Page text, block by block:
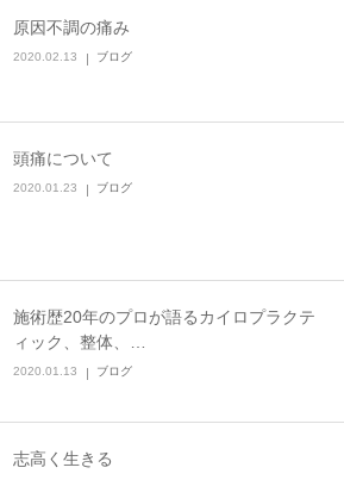
原因不調の痛み
2020.02.13 ブログ
頭痛について
2020.01.23 ブログ
施術歴20年のプロが語るカイロプラクテ
ィック、整体、…
2020.01.13 ブログ
志高く生きる